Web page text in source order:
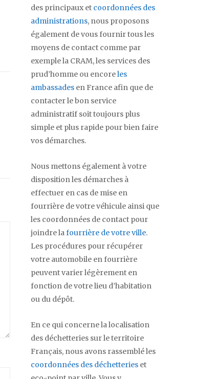
des principaux et coordonnées des
administrations, nous proposons
également de vous fournir tous les
moyens de contact comme par
exemple la CRAM, les services des
prud’homme ou encoreles
ambassades en France afin que de
contacter le bon service
administratif soit toujours plus
simple et plus rapide pour bien faire
vos démarches.
Nous mettons également à votre
disposition les démarches à
effectuer en cas de mise en
fourrière de votre véhicule ainsi que
les coordonnées de contact pour
joindre lafourrière de votre ville.
Les procédures pour récupérer
votre automobile en fourrière
peuvent varier légèrement en
fonction de votre lieu d’habitation
ou du dépôt.
En ce qui concerne la localisation
des déchetteries sur le territoire
Français, nous avons rassemblé les
coordonnées des déchetteries et